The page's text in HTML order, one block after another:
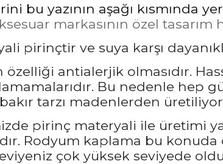
bu yazının aşağı kısmında
markasının özel
pirinçtir ve suya karşı
özelliği antialerjik olmasıdır.
Bu nedenle hep
tarzı madenlerden üretiliyor
pirinç materyali ile üretimi
Rodyum kaplama bu
çok yüksek seviyede